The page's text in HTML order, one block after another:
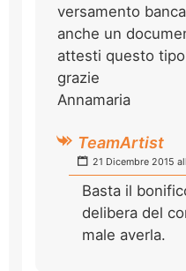
versamento
anche un
attesti questo
grazie
Annamaria
TeamArtist
21 Dicembre 2015
Basta il
delibera del
male averla.